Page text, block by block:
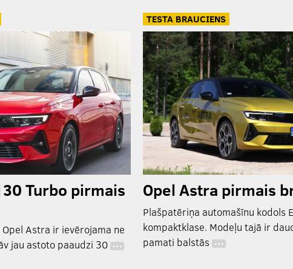
Turbo pirmais
Opel Astra ir ievērojama ne
jau astoto paaudzi 30 …
TESTA BRAUCIENS
Opel Astra pirmais
Plašpatēriņa automašīnu kodols
kompaktklase. Modeļu tajā ir
pamati balstās …